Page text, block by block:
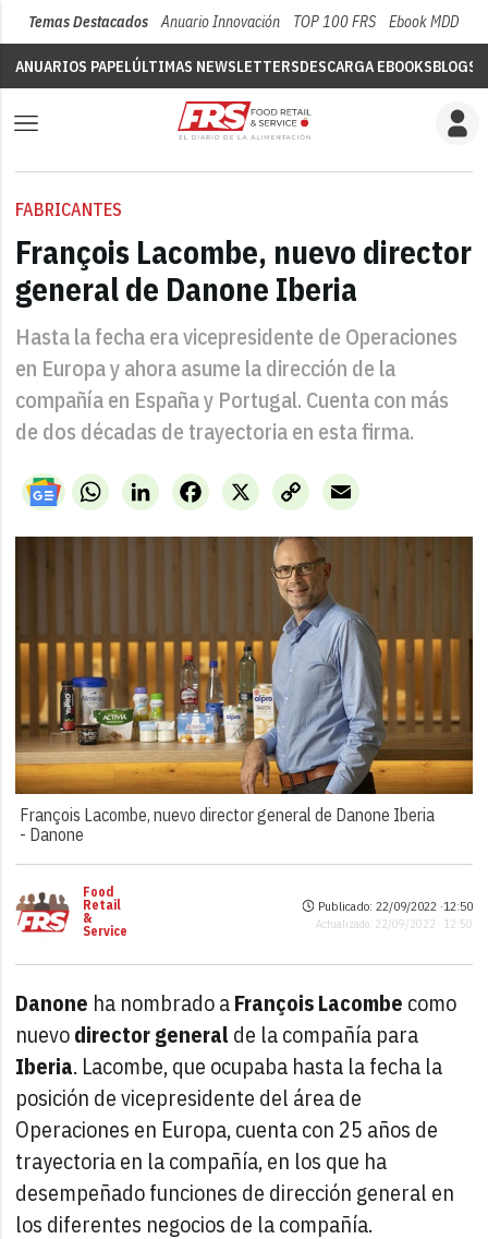
Temas Destacados Anuario Innovación TOP 100 FRS Ebook MDD
ANUARIOS PAPELÚLTIMAS NEWSLETTERSDESCARGA EBOOKSBLOGS
FABRICANTES
François Lacombe, nuevo director
general de Danone Iberia
Hasta la fecha era vicepresidente de Operaciones
en Europa y ahora asume la dirección de la
compañía en España y Portugal. Cuenta con más
de dos décadas de trayectoria en esta firma.
WhatsAppLinkedIn X
Facebook
Copy
Link
Email
François Lacombe, nuevo director general de Danone Iberia
- Danone
Food
Retail
&
Service
Publicado: 22/09/2022 ·12:50
Actualizado: 22/09/2022 · 12:50
Danone ha nombrado aFrançois Lacombe como
nuevodirector generalde la compañía para
Iberia. Lacombe, que ocupaba hasta la fecha la
posición de vicepresidente del área de
Operaciones en Europa, cuenta con 25 años de
trayectoria en la compañía, en los que ha
desempeñado funciones de dirección general en
los diferentes negocios de la compañía.